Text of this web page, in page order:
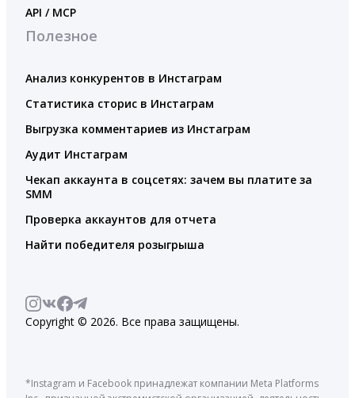
API / MCP
Полезное
Анализ конкурентов в Инстаграм
Статистика сторис в Инстаграм
Выгрузка комментариев из Инстаграм
Аудит Инстаграм
Чекап аккаунта в соцсетях: зачем вы платите за
SMM
Проверка аккаунтов для отчета
Найти победителя розыгрыша
Copyright © 2026. Все права защищены.
*Instagram и Facebook принадлежат компании Meta Platforms